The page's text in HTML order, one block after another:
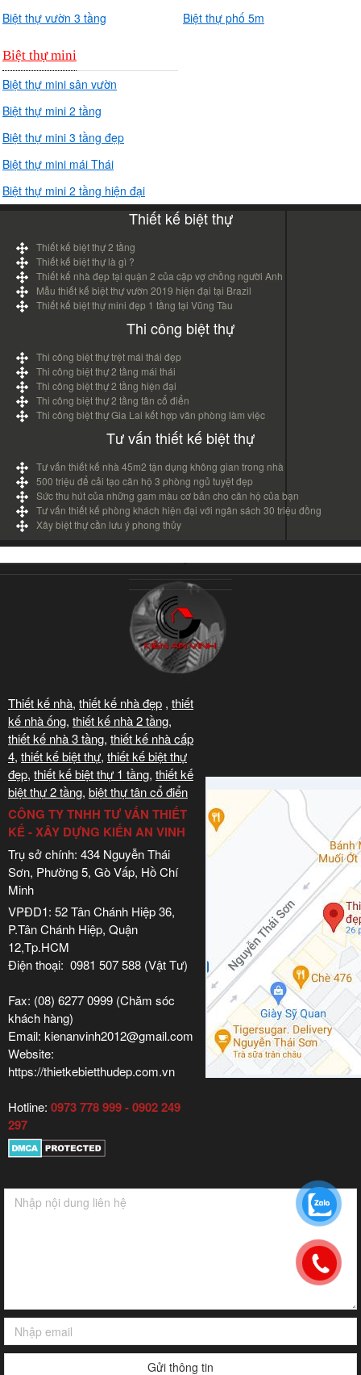
Biệt thự vườn 3 tầng
Biệt thự phố 5m
Biệt thự mini
Biệt thự mini sân vườn
Biệt thự mini 2 tầng
Biệt thự mini 3 tầng đẹp
Biệt thự mini mái Thái
Biệt thự mini 2 tầng hiện đại
Thiết kế biệt thự
Thiết kế biệt thự 2 tầng
Thiết kế biệt thự là gì ?
Thiết kế nhà đẹp tại quận 2 của cặp vợ chồng người Anh
Mẫu thiết kế biệt thự vườn 2019 hiện đại tại Brazil
Thiết kế biệt thự mini đẹp 1 tầng tại Vũng Tàu
Thi công biệt thự
Thi công biệt thự trệt mái thái đẹp
Thi công biệt thự 2 tầng mái thái
Thi công biệt thự 2 tầng hiện đại
Thi công biệt thự 2 tầng tân cổ điển
Thi công biệt thự Gia Lai kết hợp văn phòng làm việc
Tư vấn thiết kế biệt thự
Tư vấn thiết kế nhà 45m2 tận dụng không gian trong nhà
500 triệu để cải tạo căn hộ 3 phòng ngủ tuyệt đẹp
Sức thu hút của những gam màu cơ bản cho căn hộ của bạn
Tư vấn thiết kế phòng khách hiện đại với ngân sách 30 triệu đồng
Xây biệt thự cần lưu ý phong thủy
Thiết kế nhà, thiết kế nhà đẹp , thiết
kế nhà ống, thiết kế nhà 2 tầng,
thiết kế nhà 3 tầng, thiết kế nhà cấp
4, thiết kế biệt thự, thiết kế biệt thự
đẹp, thiết kế biệt thự 1 tầng, thiết kế
biệt thự 2 tầng, biệt thự tân cổ điển
CÔNG TY TNHH TƯ VẤN THIẾT
KẾ - XÂY DỰNG KIẾN AN VINH
Trụ sở chính: 434 Nguyễn Thái
Sơn, Phường 5, Gò Vấp, Hồ Chí
Minh
VPĐD1: 52 Tân Chánh Hiệp 36,
P.Tân Chánh Hiệp, Quận
12,Tp.HCM
Điện thoại: 0981 507 588 (Vật Tư)
Fax: (08) 6277 0999 (Chăm sóc
khách hàng)
Email: kienanvinh2012@gmail.com
Website:
https://thietkebietthudep.com.vn
Hotline: 0973 778 999 - 0902 249
297